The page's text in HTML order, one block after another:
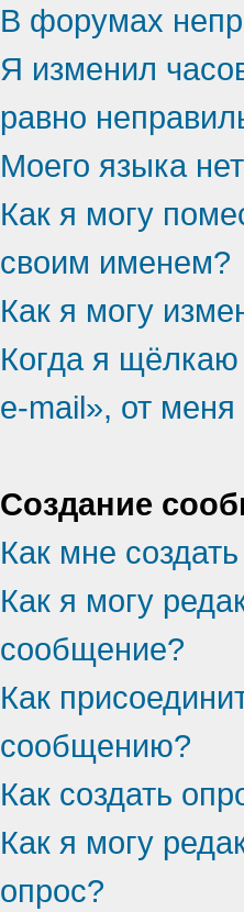
В форумах
Я изменил
равно
Моего языка
Как я могу
своим именем?
Как я могу
Когда я
e-mail», от
Создание
Как мне
Как я могу
сообщение?
Как
сообщению?
Как создать
Как я могу
опрос?